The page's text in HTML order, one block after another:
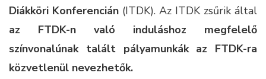
Diákköri Konferencián (ITDK). Az ITDK zsűrik által
az FTDK-n való induláshoz
megfelelő
színvonalúnak talált pályamunkák az FTDK-ra
közvetlenül nevezhetők.